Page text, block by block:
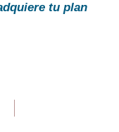
tu plan